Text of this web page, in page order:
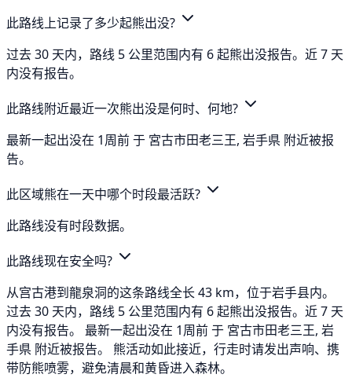
此路线上记录了多少起熊出没?
过去 30 天内，路线 5 公里范围内有 6 起熊出没报告。近 7 天
内没有报告。
此路线附近最近一次熊出没是何时、何地?
最新一起出没在 1周前 于 宮古市田老三王, 岩手県 附近被报
告。
此区域熊在一天中哪个时段最活跃?
此路线没有时段数据。
此路线现在安全吗?
从宫古港到龍泉洞的这条路线全长 43 km，位于岩手县内。
过去 30 天内，路线 5 公里范围内有 6 起熊出没报告。近 7 天
内没有报告。 最新一起出没在 1周前 于 宮古市田老三王, 岩
手県 附近被报告。 熊活动如此接近，行走时请发出声响、携
带防熊喷雾，避免清晨和黄昏进入森林。